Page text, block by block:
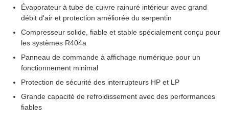
Évaporateur à tube de cuivre rainuré intérieur avec grand
débit d'air et protection améliorée du serpentin
Compresseur solide, fiable et stable spécialement conçu pour
les systèmes R404a
Panneau de commande à affichage numérique pour un
fonctionnement minimal
Protection de sécurité des interrupteurs HP et LP
Grande capacité de refroidissement avec des performances
fiables